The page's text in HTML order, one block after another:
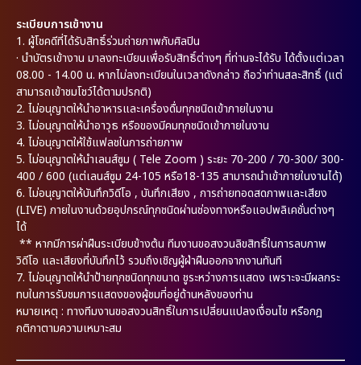
ระเบียบการเข้างาน
1. ผู้โชคดีที่ได้รับสิทธิ์ร่วมถ่ายภาพกับศิลปิน
· นำบัตรเข้างาน มาลงทะเบียนเพื่อรับสิทธิ์ต่างๆ ที่ท่านจะได้รับ ได้ตั้งแต่เวลา
08.00 - 14.00 น. หากไม่ลงทะเบียนในเวลาดังกล่าว ถือว่าท่านสละสิทธิ์ (แต่
สามารถเข้าชมโชว์ได้ตามปรกติ)
2. ไม่อนุญาตให้นำอาหารและเครื่องดื่มทุกชนิดเข้าภายในงาน
3. ไม่อนุญาตให้นำอาวุธ หรือของมีคมทุกชนิดเข้าภายในงาน
4. ไม่อนุญาตให้ใช้แฟลชในการถ่ายภาพ
5. ไม่อนุญาตให้นำเลนส์ซูม ( Tele Zoom ) ระยะ 70-200 / 70-300/ 300-
400 / 600 (แต่เลนส์ซูม 24-105 หรือ18-135 สามารถนำเข้าภายในงานได้)
6. ไม่อนุญาตให้บันทึกวิดีโอ , บันทึกเสียง , การถ่ายทอดสดภาพและเสียง
(LIVE) ภายในงานด้วยอุปกรณ์ทุกชนิดผ่านช่องทางหรือแอปพลิเคชั่นต่างๆ
ได้
** หากมีการผ่าฝืนระเบียบข้างต้น ทีมงานขอสงวนลิขสิทธิ์ในการลบภาพ
วิดีโอ และเสียงที่บันทึกไว้ รวมถึงเชิญผู้ฝ่าฝืนออกจากงานทันที
7. ไม่อนุญาตให้นำป้ายทุกชนิดทุกขนาด ชูระหว่างการแสดง เพราะจะมีผลกระ
ทบในการรับชมการแสดงของผู้ชมที่อยู่ด้านหลังของท่าน
หมายเหตุ : ทางทีมงานขอสงวนสิทธิ์ในการเปลี่ยนแปลงเงื่อนไข หรือกฎ
กติกาตามความเหมาะสม